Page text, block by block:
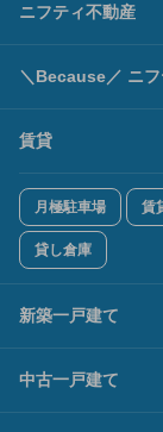
ニフティ不動産
＼Because／ ニ
賃貸
月極駐車場 賃
貸し倉庫
新築一戸建て
中古一戸建て